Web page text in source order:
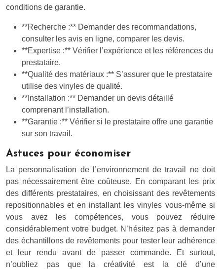
conditions de garantie.
**Recherche :** Demander des recommandations,
consulter les avis en ligne, comparer les devis.
**Expertise :** Vérifier l’expérience et les références du
prestataire.
**Qualité des matériaux :** S’assurer que le prestataire
utilise des vinyles de qualité.
**Installation :** Demander un devis détaillé
comprenant l’installation.
**Garantie :** Vérifier si le prestataire offre une garantie
sur son travail.
Astuces pour économiser
La personnalisation de l’environnement de travail ne doit
pas nécessairement être coûteuse. En comparant les prix
des différents prestataires, en choisissant des revêtements
repositionnables et en installant les vinyles vous-même si
vous avez les compétences, vous pouvez réduire
considérablement votre budget. N’hésitez pas à demander
des échantillons de revêtements pour tester leur adhérence
et leur rendu avant de passer commande. Et surtout,
n’oubliez pas que la créativité est la clé d’une